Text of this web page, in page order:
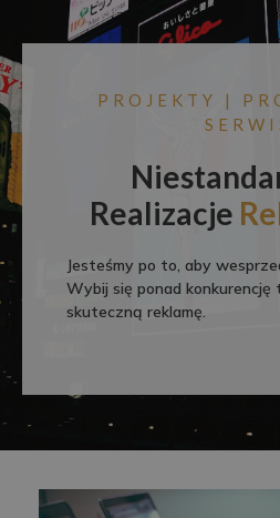
PROJEKTY |
Realizacje
Jesteśmy po to, aby
Wybij się ponad konkurencję
skuteczną reklamę.